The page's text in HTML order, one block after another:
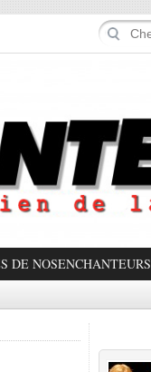
DE NOSENCHANTEURS